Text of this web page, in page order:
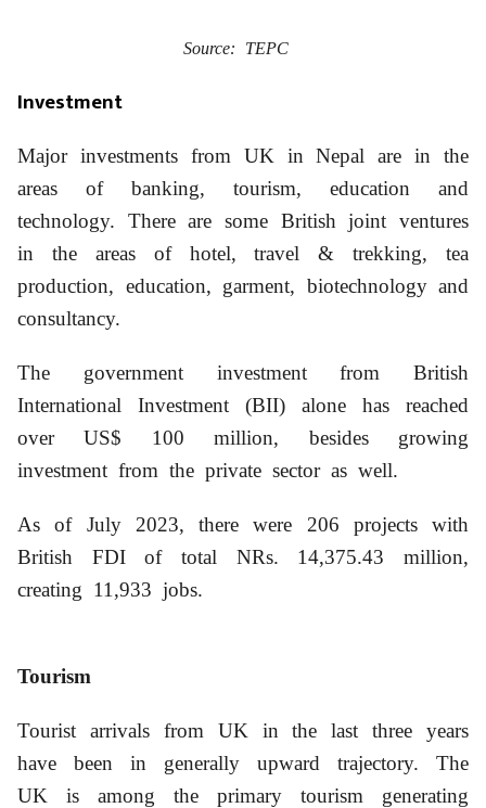
Source: TEPC
Investment
Major investments from UK in Nepal are in the
areas of banking, tourism, education and
technology. There are some British joint ventures
in the areas of hotel, travel & trekking, tea
production, education, garment, biotechnology and
consultancy.
The government investment from British
International Investment (BII) alone has reached
over US$ 100 million, besides growing
investment from the private sector as well.
As of July 2023, there were 206 projects with
British FDI of total NRs. 14,375.43 million,
creating 11,933 jobs.
Tourism
Tourist arrivals from UK in the last three years
have been in generally upward trajectory. The
UK is among the primary tourism generating